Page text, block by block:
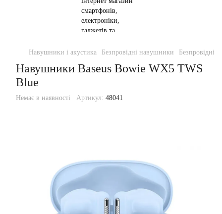
Навушники і акустика Безпровідні навушники Безпровідні
Навушники Baseus Bowie WX5 TWS
Blue
Немає в наявності Артикул: 48041